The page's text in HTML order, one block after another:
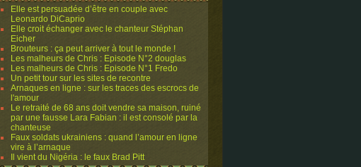
Elle est persuadée d’être en couple avec
Leonardo DiCaprio
Elle croit échanger avec le chanteur Stéphan
Eicher
Brouteurs : ça peut arriver à tout le monde !
Les malheurs de Chris : Episode N°2 douglas
Les malheurs de Chris : Episode N°1 Fredo
Un petit tour sur les sites de recontre
Arnaques en ligne : sur les traces des escrocs de
l'amour
Le retraité de 68 ans doit vendre sa maison, ruiné
par une fausse Lara Fabian : il est consolé par la
chanteuse
Faux soldats ukrainiens : quand l’amour en ligne
vire à l’arnaque
Il vient du Nigéria : le faux Brad Pitt